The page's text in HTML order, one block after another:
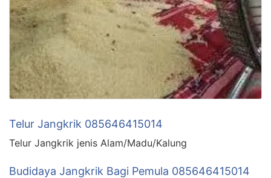
Telur Jangkrik 085646415014
Telur Jangkrik jenis Alam/Madu/Kalung
Budidaya Jangkrik Bagi Pemula 085646415014